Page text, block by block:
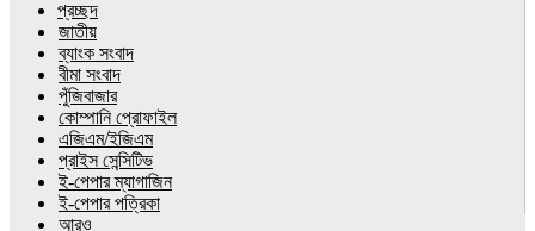
প্রচ্ছদ
জাতীয়
ব্যাংক সংবাদ
বীমা সংবাদ
পুঁজিবাজার
কোম্পানি প্রোফাইল
এজিএম/ইজিএম
প্রাইস সেন্সিটিভ
ই-পেপার ম্যাগাজিন
ই-পেপার পত্রিকা
আরও